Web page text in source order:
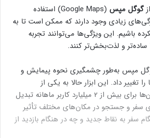
گوگل مپس
(Google Maps) استفاده
زیادی وجود دارند که ممکن است تا به
باشیم. این ویژگی‌ها می‌توانند تجربه‌
ساده‌تر و لذت‌بخش‌تر کنند.
مپس به‌طور چشمگیری نحوه‌ پیمایش و
تغییر داد. این ابزار حالا به یکی از
ضروری‌ترین اپلیکیشن‌ها برای بیش از 2 میلیارد کاربر ماهانه تبدیل
سفر و جستجو در مکان‌های مختلف تأثیر
سفر به نقاط جدید و چه در هنگام بازدید از